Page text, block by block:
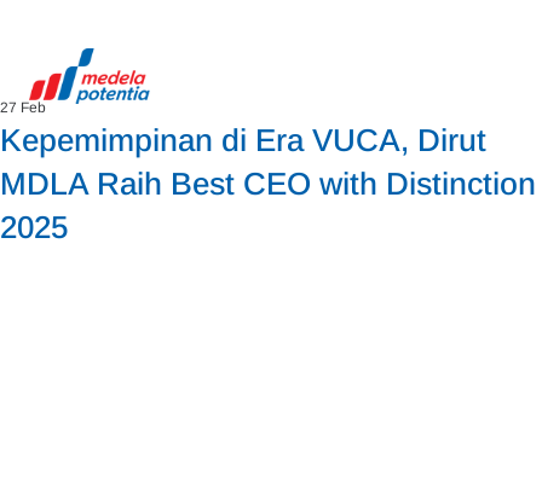
Kepemimpinan di Era VUCA, Dirut
MDLA Raih Best CEO with Distinction
2025
27 Feb